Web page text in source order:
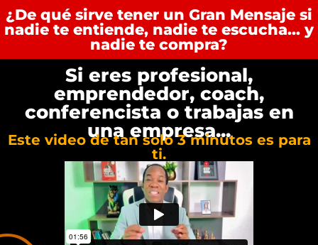
¿De qué sirve tener un Gran Mensaje si
nadie te entiende, nadie te escucha... y
nadie te compra?
Si eres profesional,
emprendedor, coach,
conferencista o trabajas en
una empresa...
Este video de tan solo 3 minutos es para
ti.